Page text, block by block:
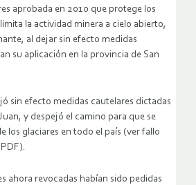
aprobada en 2010 que protege los
la actividad minera a cielo abierto,
al dejar sin efecto medidas
su aplicación en la provincia de San
sin efecto medidas cautelares dictadas
y despejó el camino para que se
los glaciares en todo el país (ver fallo
ahora revocadas habían sido pedidas